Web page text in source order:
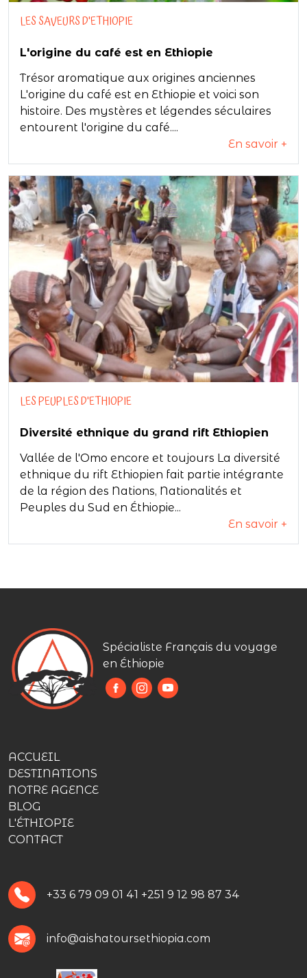
LES SAVEURS D'ETHIOPIE
L'origine du café est en Ethiopie
Trésor aromatique aux origines anciennes
L'origine du café est en Ethiopie et voici son
histoire. Des mystères et légendes séculaires
entourent l'origine du café....
En savoir +
LES PEUPLES D'ETHIOPIE
Diversité ethnique du grand rift Ethiopien
Vallée de l'Omo encore et toujours La diversité
ethnique du rift Ethiopien fait partie intégrante
de la région des Nations, Nationalités et
Peuples du Sud en Éthiopie...
En savoir +
Spécialiste Français du voyage
en Éthiopie
ACCUEIL
DESTINATIONS
NOTRE AGENCE
BLOG
L'ÉTHIOPIE
CONTACT
+33 6 79 09 01 41 +251 9 12 98 87 34
info@aishatoursethiopia.com